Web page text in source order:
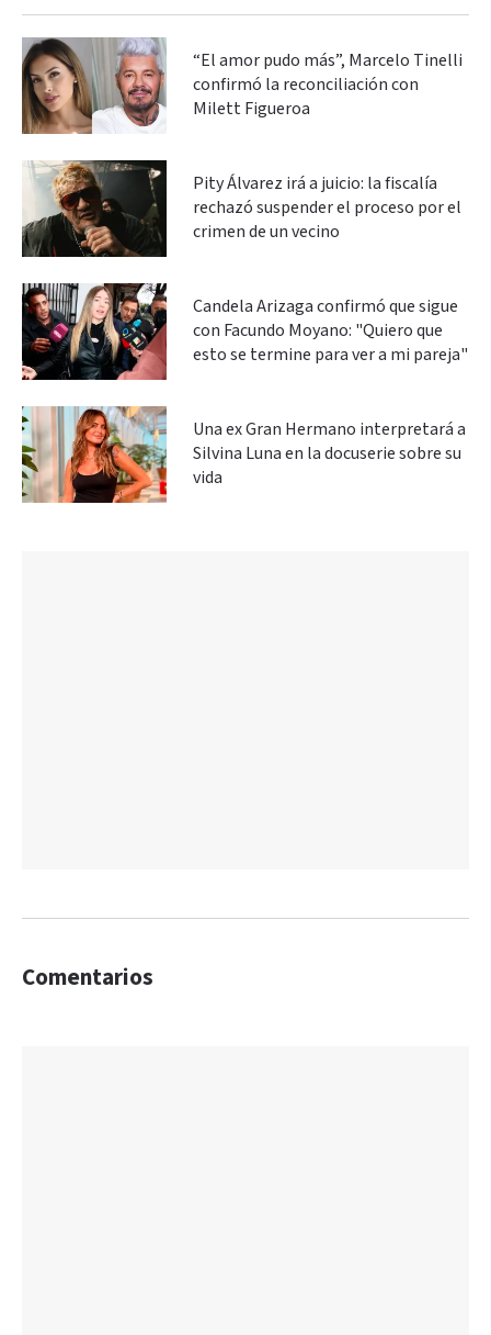
“El amor pudo más”, Marcelo Tinelli
confirmó la reconciliación con
Milett Figueroa
Pity Álvarez irá a juicio: la fiscalía
rechazó suspender el proceso por el
crimen de un vecino
Candela Arizaga confirmó que sigue
con Facundo Moyano: "Quiero que
esto se termine para ver a mi pareja"
Una ex Gran Hermano interpretará a
Silvina Luna en la docuserie sobre su
vida
Comentarios